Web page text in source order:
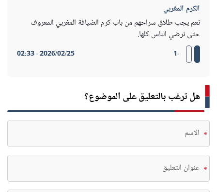
الكرم المغربي
نعم يجب طلاق سراحهم من باب كرم الضيافة المغربي المعروف
حتى نرضي الناس كلها.
-1
2026/02/25 - 02:33
هل ترغب بالتعليق على الموضوع؟
*
*